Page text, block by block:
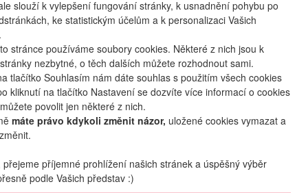
slouží k vylepšení fungování stránky, k usnadnění pohybu po
ke statistickým účelům a k personalizaci Vašich
stránce používáme soubory cookies. Některé z nich jsou k
nezbytné, o těch dalších můžete rozhodnout sami.
tlačítko Souhlasím nám dáte souhlas s použitím všech cookies
kliknutí na tlačítko Nastavení se dozvíte více informací o cookies
povolit jen některé z nich.
máte právo kdykoli změnit názor, uložené cookies vymazat a
přejeme příjemné prohlížení našich stránek a úspěšný výběr
podle Vašich představ :)
CHCI ODEBÍRAT NOVINKY
Copyright 2024 Alexandria a.s.
Všechna práva vyhrazena.